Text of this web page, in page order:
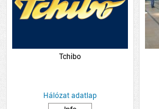
Tchibo
Hálózat adatlap